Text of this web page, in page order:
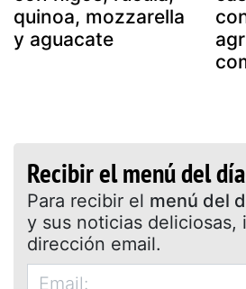
quinoa, mozzarella
y aguacate
Recibir el menú del día
Para recibir el menú del
y sus noticias deliciosas,
dirección email.